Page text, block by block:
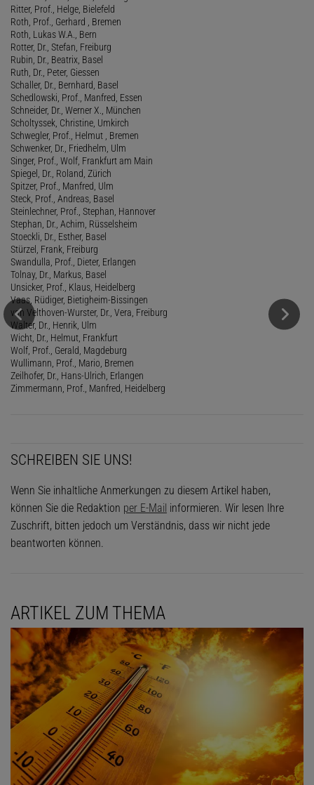
Ritter, Prof., Helge, Bielefeld
Roth, Prof., Gerhard , Bremen
Roth, Lukas W.A., Bern
Rotter, Dr., Stefan, Freiburg
Rubin, Dr., Beatrix, Basel
Ruth, Dr., Peter, Giessen
Schaller, Dr., Bernhard, Basel
Schedlowski, Prof., Manfred, Essen
Schneider, Dr., Werner X., München
Scholtyssek, Christine, Umkirch
Schwegler, Prof., Helmut , Bremen
Schwenker, Dr., Friedhelm, Ulm
Singer, Prof., Wolf, Frankfurt am Main
Spiegel, Dr., Roland, Zürich
Spitzer, Prof., Manfred, Ulm
Steck, Prof., Andreas, Basel
Steinlechner, Prof., Stephan, Hannover
Stephan, Dr., Achim, Rüsselsheim
Stoeckli, Dr., Esther, Basel
Stürzel, Frank, Freiburg
Swandulla, Prof., Dieter, Erlangen
Tolnay, Dr., Markus, Basel
Unsicker, Prof., Klaus, Heidelberg
Vaas, Rüdiger, Bietigheim-Bissingen
van Velthoven-Wurster, Dr., Vera, Freiburg
Walter, Dr., Henrik, Ulm
Wicht, Dr., Helmut, Frankfurt
Wolf, Prof., Gerald, Magdeburg
Wullimann, Prof., Mario, Bremen
Zeilhofer, Dr., Hans-Ulrich, Erlangen
Zimmermann, Prof., Manfred, Heidelberg
SCHREIBEN SIE UNS!
Wenn Sie inhaltliche Anmerkungen zu diesem Artikel haben,
können Sie die Redaktion per E-Mail informieren. Wir lesen Ihre
Zuschrift, bitten jedoch um Verständnis, dass wir nicht jede
beantworten können.
ARTIKEL ZUM THEMA